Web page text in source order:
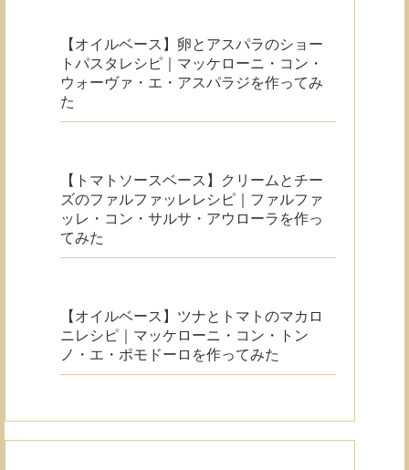
【オイルベース】卵とアスパラのショー
トパスタレシピ｜マッケローニ・コン・
ウォーヴァ・エ・アスパラジを作ってみ
た
【トマトソースベース】クリームとチー
ズのファルファッレレシピ｜ファルファ
ッレ・コン・サルサ・アウローラを作っ
てみた
【オイルベース】ツナとトマトのマカロ
ニレシピ｜マッケローニ・コン・トン
ノ・エ・ポモドーロを作ってみた